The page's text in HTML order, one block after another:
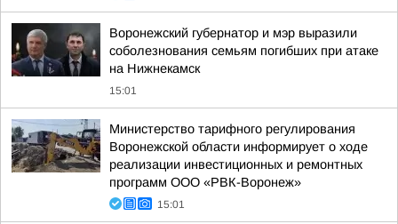
Воронежский губернатор и мэр выразили
соболезнования семьям погибших при атаке
на Нижнекамск
15:01
Министерство тарифного регулирования
Воронежской области информирует о ходе
реализации инвестиционных и ремонтных
программ ООО «РВК-Воронеж»
15:01